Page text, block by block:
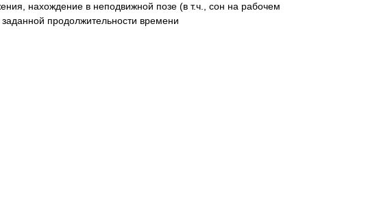
нахождение в неподвижной позе (в т.ч., сон на рабочем
продолжительности времени